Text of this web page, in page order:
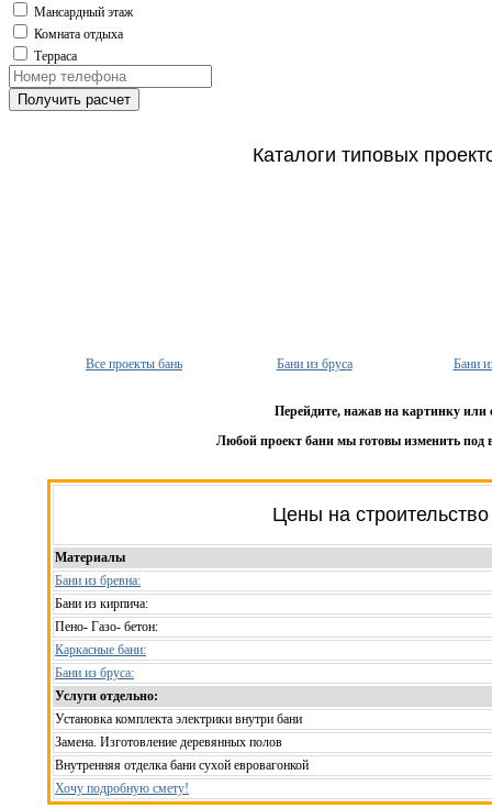
Мансардный этаж
Комната отдыха
Терраса
Получить расчет
Каталоги типовых
Все проекты бань Бани из бруса Бани
Перейдите, нажав на картинку или
Любой проект бани мы готовы изменить под
Цены на
Материалы
Бани из бревна:
Бани из кирпича:
Пено- Газо- бетон:
Каркасные бани:
Бани из бруса:
Услуги отдельно:
Установка комплекта электрики внутри бани
Замена. Изготовление деревянных полов
Внутренняя отделка бани сухой евровагонкой
Хочу подробную смету!